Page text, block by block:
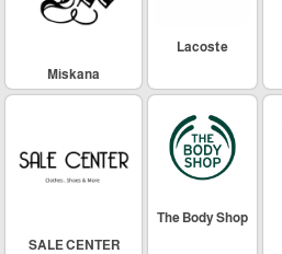
Lacoste
Miskana
The Body Shop
SALE CENTER